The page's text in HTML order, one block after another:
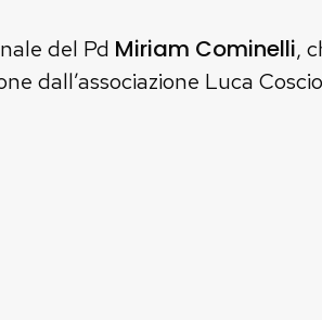
del Pd Miriam Cominelli,
dall’associazione Luca